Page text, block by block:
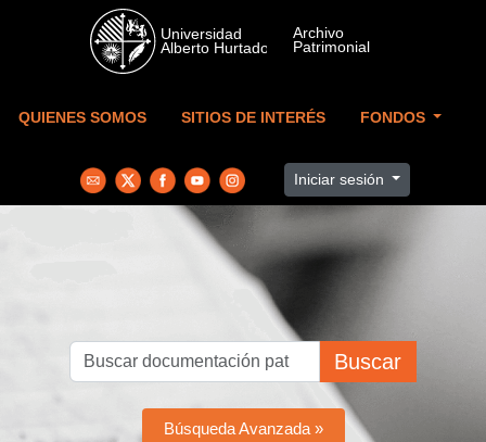
Skip to main content
QUIENES SOMOS SITIOS DE INTERÉS FONDOS
Iniciar sesión
Buscar
Búsqueda Avanzada »